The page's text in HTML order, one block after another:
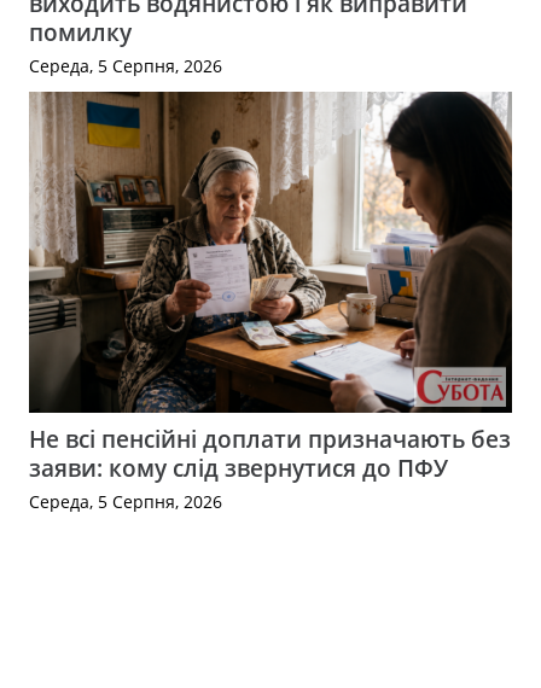
помилку
Середа, 5 Серпня, 2026
Не всі пенсійні доплати призначають без
заяви: кому слід звернутися до ПФУ
Середа, 5 Серпня, 2026